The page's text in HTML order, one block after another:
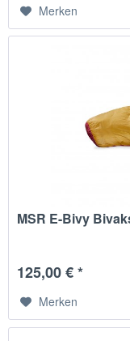
Merken
MSR E-Bivy
125,00 € *
Merken